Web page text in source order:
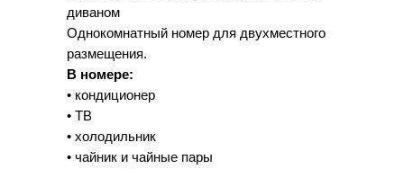
диваном
Однокомнатный номер для двухместного
размещения.
В номере:
• кондиционер
• ТВ
• холодильник
• чайник и чайные пары